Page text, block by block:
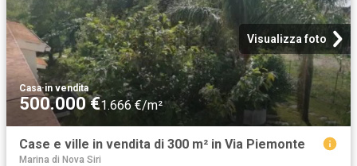
Visualizza foto
Casa·in vendita
500.000 €1.666 €/m²
Case e ville in vendita di 300 m² in Via Piemonte
Marina di Nova Siri